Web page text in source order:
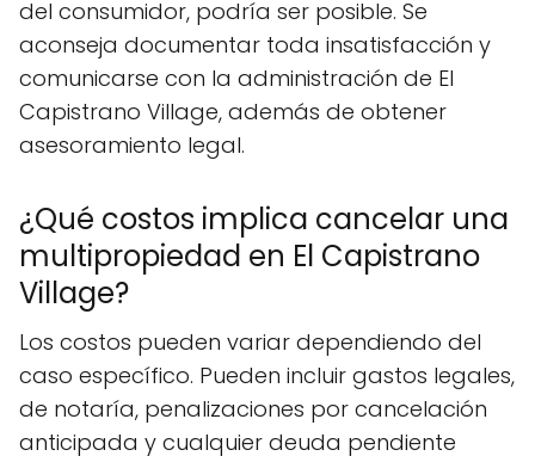
del consumidor, podría ser posible. Se
aconseja documentar toda insatisfacción y
comunicarse con la administración de El
Capistrano Village, además de obtener
asesoramiento legal.
¿Qué costos implica cancelar una
multipropiedad en El Capistrano
Village?
Los costos pueden variar dependiendo del
caso específico. Pueden incluir gastos legales,
de notaría, penalizaciones por cancelación
anticipada y cualquier deuda pendiente